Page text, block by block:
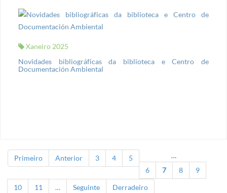
Xaneiro 2025
Novidades bibliográficas da biblioteca e Centro de
Documentación Ambiental
Páxinas
Primeiro Anterior …
3 4
5
6
7 8
9
10
11 … Seguinte Derradeiro